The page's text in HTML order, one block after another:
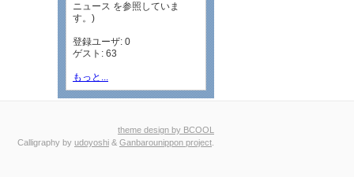
ニュース を参照していま
す。)
登録ユーザ: 0
ゲスト: 63
もっと...
theme design by BCOOL
Calligraphy by udoyoshi & Ganbarounippon project